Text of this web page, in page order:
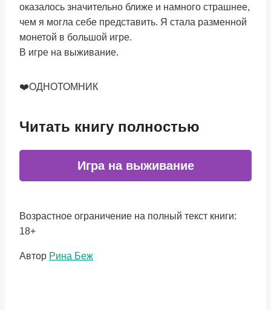
оказалось значительно ближе и намного страшнее,
чем я могла себе представить. Я стала разменной
монетой в большой игре.
В игре на выживание.
❤️ОДНОТОМНИК
Читать книгу полностью
Игра на выживание
Возрастное ограничение на полный текст книги:
18+
Метки
Автор Рина Беж